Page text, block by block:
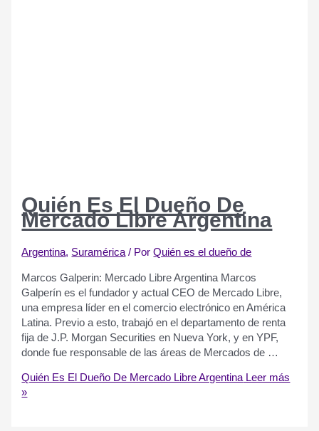
Quién Es El Dueño De
Mercado Libre Argentina
Argentina, Suramérica​​ / PorQuién es el dueño de
Marcos Galperin: Mercado Libre Argentina Marcos
Galperín es el fundador y actual CEO de Mercado Libre,
una empresa líder en el comercio electrónico en América
Latina. Previo a esto, trabajó en el departamento de renta
fija de J.P. Morgan Securities en Nueva York, y en YPF,
donde fue responsable de las áreas de Mercados de …
Quién Es El Dueño De Mercado Libre Argentina Leer más
»